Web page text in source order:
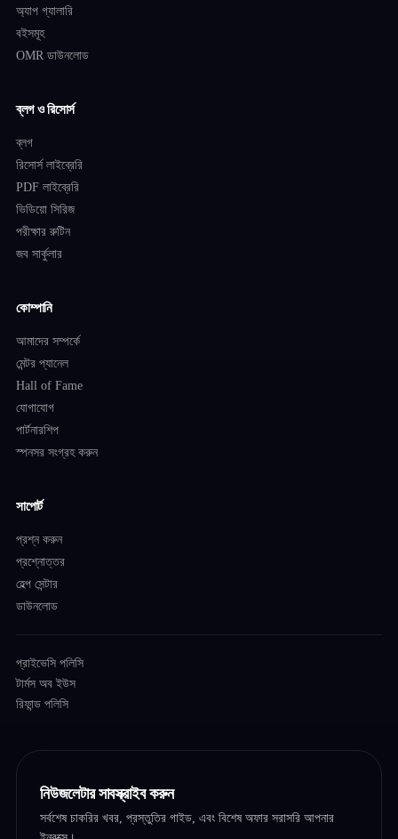
অ্যাপ গ্যালারি
বইসমূহ
OMR ডাউনলোড
ব্লগ ও রিসোর্স
ব্লগ
রিসোর্স লাইব্রেরি
PDF লাইব্রেরি
ভিডিয়ো সিরিজ
পরীক্ষার রুটিন
জব সার্কুলার
কোম্পানি
আমাদের সম্পর্কে
মেন্টর প্যানেল
Hall of Fame
যোগাযোগ
পার্টনারশিপ
স্পনসর সংগ্রহ করুন
সাপোর্ট
প্রশ্ন করুন
প্রশ্নোত্তর
হেল্প সেন্টার
ডাউনলোড
প্রাইভেসি পলিসি
টার্মস অব ইউস
রিফান্ড পলিসি
নিউজলেটার সাবস্ক্রাইব করুন
সর্বশেষ চাকরির খবর, প্রস্তুতির গাইড, এবং বিশেষ অফার সরাসরি আপনার